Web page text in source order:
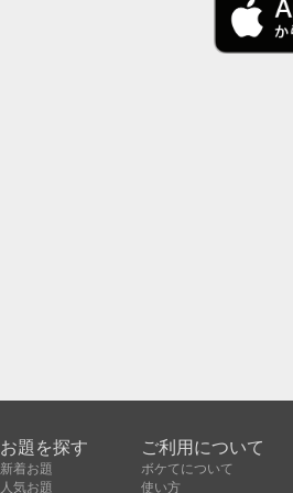
お題を探す
新着お題
人気お題
ご利用について
ボケてについて
使い方